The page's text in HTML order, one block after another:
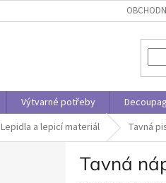
Výtvarné potřeby
Lepidla a lepicí materiál Tavná
Tavná